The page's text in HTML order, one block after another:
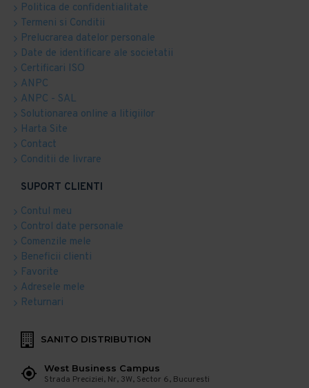
Politica de confidentialitate
Termeni si Conditii
Prelucrarea datelor personale
Date de identificare ale societatii
Certificari ISO
ANPC
ANPC - SAL
Solutionarea online a litigiilor
Harta Site
Contact
Conditii de livrare
SUPORT CLIENTI
Contul meu
Control date personale
Comenzile mele
Beneficii clienti
Favorite
Adresele mele
Returnari
SANITO DISTRIBUTION
West Business Campus
Strada Preciziei, Nr, 3W, Sector 6, Bucuresti